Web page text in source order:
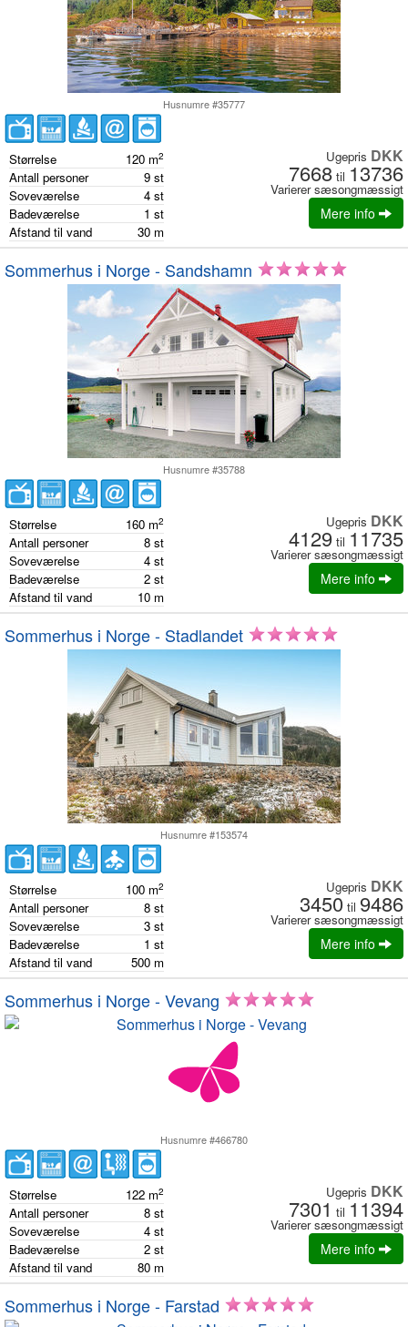
Husnumre #35777
Størrelse 120 m2
Antall personer 9 st
Soveværelse
4 st
Badeværelse
1 st
Afstand til vand
30 m
Ugepris DKK
7668 til 13736
Varierer sæsongmæssigt
Mere info
Sommerhus i Norge - Sandshamn
Husnumre #35788
Størrelse 160 m2
Antall personer 8 st
Soveværelse
4 st
Badeværelse
2 st
Afstand til vand
10 m
Ugepris DKK
4129 til 11735
Varierer sæsongmæssigt
Mere info
Sommerhus i Norge - Stadlandet
Husnumre #153574
Størrelse 100 m2
Antall personer 8 st
Soveværelse
3 st
Badeværelse
1 st
Afstand til vand
500 m
Ugepris DKK
3450 til 9486
Varierer sæsongmæssigt
Mere info
Sommerhus i Norge - Vevang
Husnumre #466780
Størrelse 122 m2
Antall personer 8 st
Soveværelse
4 st
Badeværelse
2 st
Afstand til vand
80 m
Ugepris DKK
7301 til 11394
Varierer sæsongmæssigt
Mere info
Sommerhus i Norge - Farstad